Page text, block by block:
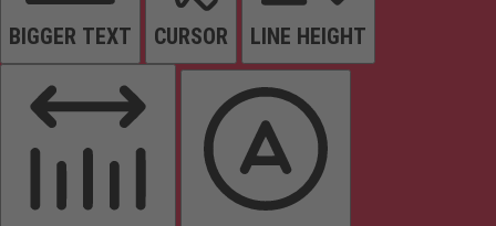
BIGGER TEXT CURSOR LINE HEIGHT